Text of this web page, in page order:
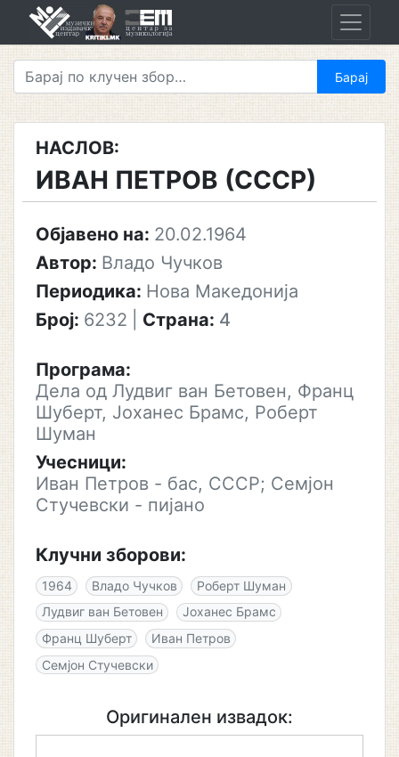
НАСЛОВ:
ИВАН ПЕТРОВ (СССР)
Објавено на: 20.02.1964
Автор: Владо Чучков
Периодика: Нова Македонија
Број: 6232 Страна: 4
Програма:
Дела од Лудвиг ван Бетовен, Франц
Шуберт, Јоханес Брамс, Роберт
Шуман
Учесници:
Иван Петров - бас, СССР; Семјон
Стучевски - пијано
Клучни зборови:
1964 Владо Чучков
Роберт Шуман
Лудвиг ван Бетовен
Јоханес Брамс
Франц Шуберт
Иван Петров
Семјон Стучевски
Оригинален извадок: